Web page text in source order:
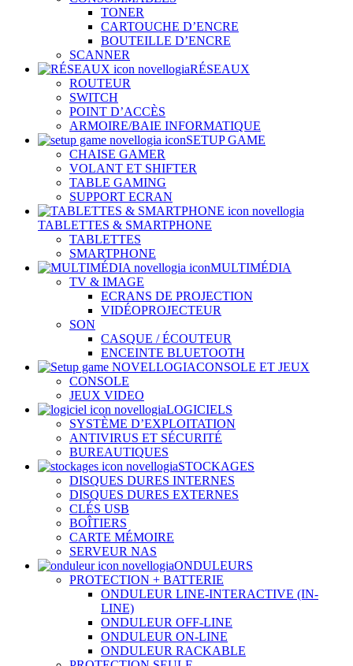
TONER
CARTOUCHE D’ENCRE
BOUTEILLE D’ENCRE
SCANNER
RÉSEAUX
ROUTEUR
SWITCH
POINT D’ACCÈS
ARMOIRE/BAIE INFORMATIQUE
SETUP GAME
CHAISE GAMER
VOLANT ET SHIFTER
TABLE GAMING
SUPPORT ECRAN
TABLETTES & SMARTPHONE
TABLETTES
SMARTPHONE
MULTIMÉDIA
TV & IMAGE
ECRANS DE PROJECTION
VIDÉOPROJECTEUR
SON
CASQUE / ÉCOUTEUR
ENCEINTE BLUETOOTH
CONSOLE ET JEUX
CONSOLE
JEUX VIDEO
LOGICIELS
SYSTÈME D’EXPLOITATION
ANTIVIRUS ET SÉCURITÉ
BUREAUTIQUES
STOCKAGES
DISQUES DURES INTERNES
DISQUES DURES EXTERNES
CLÉS USB
BOÎTIERS
CARTE MÉMOIRE
SERVEUR NAS
ONDULEURS
PROTECTION + BATTERIE
ONDULEUR LINE-INTERACTIVE (IN-
LINE)
ONDULEUR OFF-LINE
ONDULEUR ON-LINE
ONDULEUR RACKABLE